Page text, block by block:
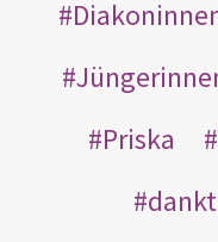
Priska